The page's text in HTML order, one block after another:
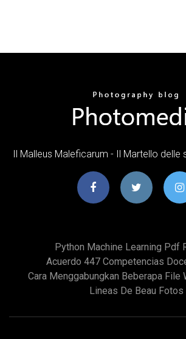
Il Malleus Maleficarum - Il Martello delle
Python Machine Learning Pdf
Acuerdo 447 Competencias
Cara Menggabungkan Beberapa File
Lineas De Beau Fotos